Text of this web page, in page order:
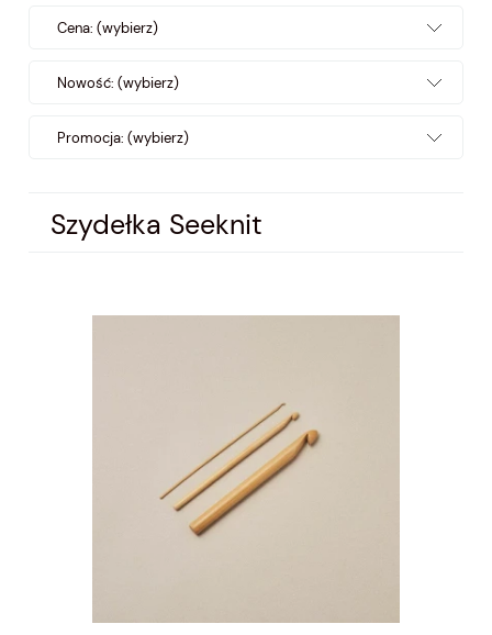
Cena: (wybierz)
Nowość: (wybierz)
Promocja: (wybierz)
Szydełka Seeknit